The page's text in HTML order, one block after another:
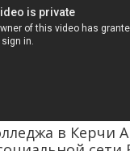
в Керчи